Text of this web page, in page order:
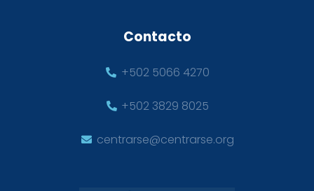
Contacto
+502 5066 4270
+502 3829 8025
centrarse@centrarse.org